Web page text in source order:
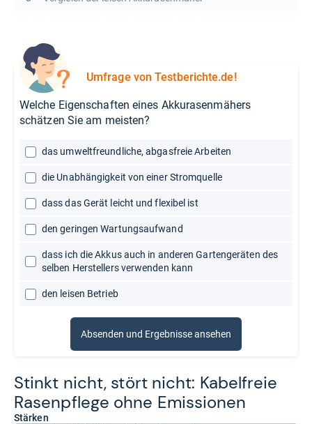
Stinkt nicht, stört nicht: Kabel­freie
Rasen­pflege ohne Emis­sio­nen
Stärken
Umfrage von Testberichte.de!
Welche Eigenschaften eines Akkurasenmähers
schätzen Sie am meisten?
das umweltfreundliche, abgasfreie Arbeiten
die Unabhängigkeit von einer Stromquelle
dass das Gerät leicht und flexibel ist
den geringen Wartungsaufwand
dass ich die Akkus auch in anderen Gartengeräten des
selben Herstellers verwenden kann
den leisen Betrieb
Absenden und Ergebnisse ansehen